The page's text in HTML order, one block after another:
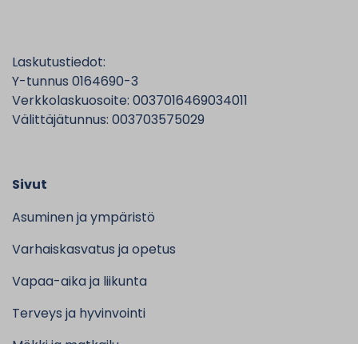
Laskutustiedot:
Y-tunnus 0164690-3
Verkkolaskuosoite: 0037016469034011
Välittäjätunnus: 003703575029
Sivut
Asuminen ja ympäristö
Varhaiskasvatus ja opetus
Vapaa-aika ja liikunta
Terveys ja hyvinvointi